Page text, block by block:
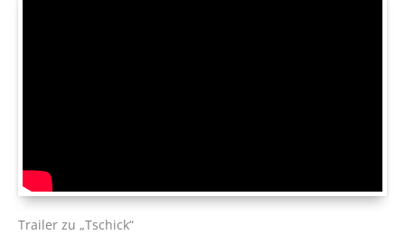
Trailer zu „Tschick“